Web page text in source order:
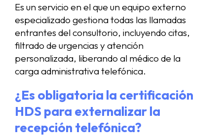
Es un servicio en el que un equipo externo
especializado gestiona todas las llamadas
entrantes del consultorio, incluyendo citas,
filtrado de urgencias y atención
personalizada, liberando al médico de la
carga administrativa telefónica.
¿Es obligatoria la certificación
HDS para externalizar la
recepción telefónica?